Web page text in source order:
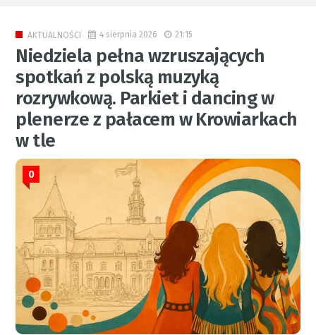
AKTUALNOŚCI 4 sierpnia 2026 21:15
Niedziela pełna wzruszających
spotkań z polską muzyką
rozrywkową. Parkiet i dancing w
plenerze z pałacem w Krowiarkach
w tle
0